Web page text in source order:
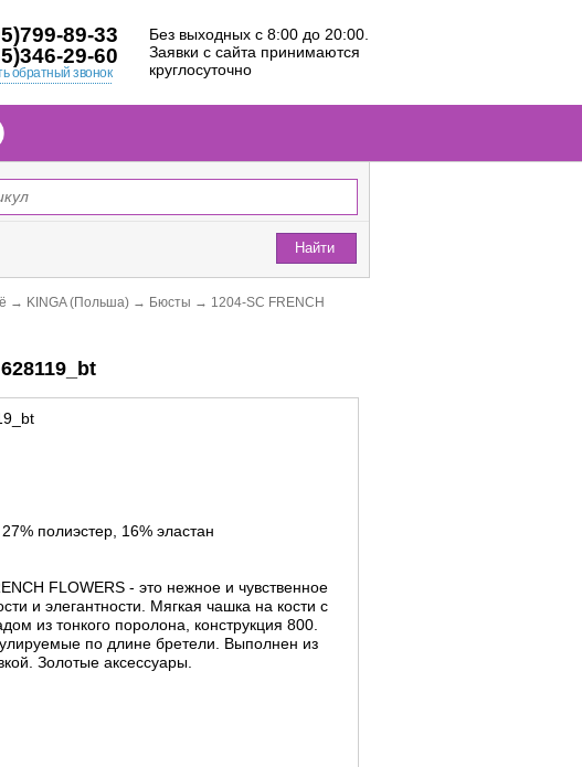
89-33
29-60
обратный звонок
Без выходных с 8:00 до 20:00.
Заявки с сайта принимаются
круглосуточно
Найти
→ KINGA (Польша) → Бюсты → 1204-SC FRENCH
полиэстер, 16% эластан
FLOWERS - это нежное и чувственное
и элегантности. Мягкая чашка на кости с
из тонкого поролона, конструкция 800.
по длине бретели. Выполнен из
Золотые аксессуары.